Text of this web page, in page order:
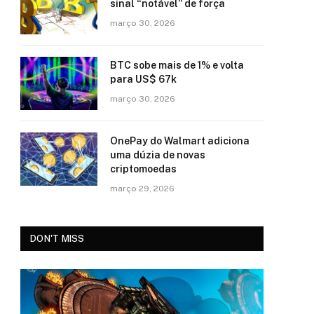
sinal “notável” de força
março 30, 2026
BTC sobe mais de 1% e volta
para US$ 67k
março 30, 2026
OnePay do Walmart adiciona
uma dúzia de novas
criptomoedas
março 29, 2026
DON'T MISS